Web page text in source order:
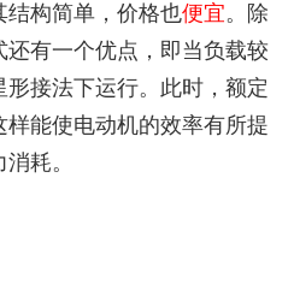
结构简单，价格也便宜。除
有一个优点，即当负载较
接法下运行。此时，额定
能使电动机的效率有所提
耗。